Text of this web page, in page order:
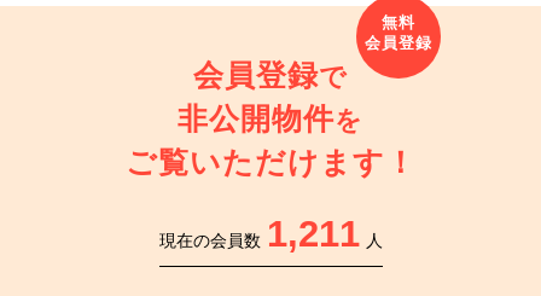
会員登録で
非公開物件を
ご覧いただけます！
現在の会員数 1,211 人